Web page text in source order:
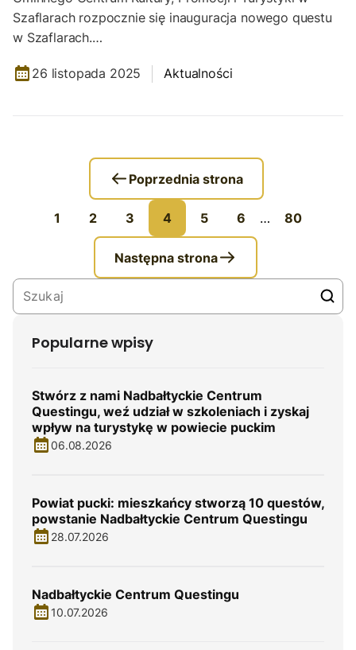
Szaflarach rozpocznie się inauguracja nowego questu
w Szaflarach.…
26 listopada 2025 Aktualności
Poprzednia strona
1 2 3 4 5 6 … 80
Następna strona
Popularne wpisy
Stwórz z nami Nadbałtyckie Centrum
Questingu, weź udział w szkoleniach i zyskaj
wpływ na turystykę w powiecie puckim
06.08.2026
Powiat pucki: mieszkańcy stworzą 10 questów,
powstanie Nadbałtyckie Centrum Questingu
28.07.2026
Nadbałtyckie Centrum Questingu
10.07.2026